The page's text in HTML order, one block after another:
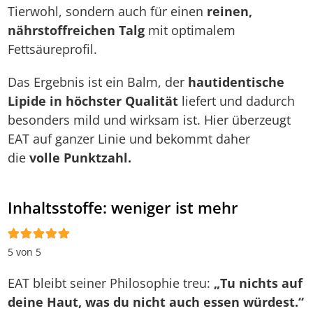
Tierwohl, sondern auch für einen reinen,
nährstoffreichen Talg mit optimalem
Fettsäureprofil.
Das Ergebnis ist ein Balm, der hautidentische
Lipide in höchster Qualität liefert und dadurch
besonders mild und wirksam ist. Hier überzeugt
EAT auf ganzer Linie und bekommt daher
die volle Punktzahl.
Inhaltsstoffe: weniger ist mehr
5 von 5
EAT bleibt seiner Philosophie treu: „Tu nichts auf
deine Haut, was du nicht auch essen würdest.“